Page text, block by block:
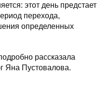
этот день предстает
перехода,
определенных
рассказала
Яна Пустовалова.